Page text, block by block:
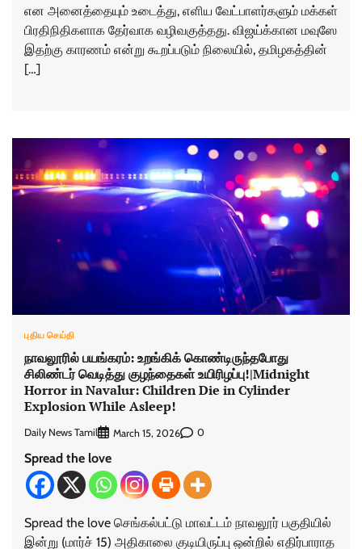
என அனைத்தையும் உடைத்து, எளிய வேட்பாளர்களும் மக்கள்
பிரதிநிதிகளாக தேர்வாக வழிவகுத்தது. விஜய்க்கான மவுஸே
இதற்கு காரணம் என்று கூறப்படும் நிலையில், தமிழகத்தின்
[…]
புதிய செய்தி
நாவலூரில் பயங்கரம்: உறங்கிக் கொண்டிருந்தபோது
சிலிண்டர் வெடித்து குழந்தைகள் உயிரிழப்பு!|Midnight
Horror in Navalur: Children Die in Cylinder
Explosion While Asleep!
Daily News Tamil March 15, 2026 0
Spread the love
Spread the love செங்கல்பட்டு மாவட்டம் நாவலூர் பகுதியில்
இன்று (மார்ச் 15) அதிகாலை குடியிருப்பு ஒன்றில் எதிர்பாராத